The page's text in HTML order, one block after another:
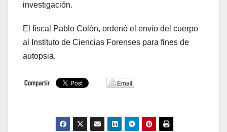
investigación.
El fiscal Pablo Colón, ordenó el envío del cuerpo
al Instituto de Ciencias Forenses para fines de
autopsia.